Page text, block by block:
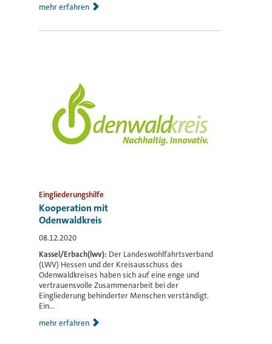
mehr erfahren
Eingliederungshilfe
Kooperation mit
Odenwaldkreis
08.12.2020
Kassel/Erbach(lwv): Der Landeswohlfahrtsverband
(LWV) Hessen und der Kreisausschuss des
Odenwaldkreises haben sich auf eine enge und
vertrauensvolle Zusammenarbeit bei der
Eingliederung behinderter Menschen verständigt.
Ein...
mehr erfahren